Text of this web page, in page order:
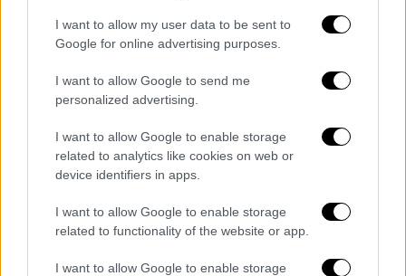
I want to allow my user data to be sent to
Google for online advertising purposes.
I want to allow Google to send me
personalized advertising.
I want to allow Google to enable storage
related to analytics like cookies on web or
device identifiers in apps.
I want to allow Google to enable storage
related to functionality of the website or app.
I want to allow Google to enable storage
συνέχεια κατασβέστηκαν, ανακοίνωσαν οι
περιφερειακές αρχές.
Επίθεση στη νότια περιφέρεια της
Οδησσού
προκάλεσε ζημιές σε γραμμές
ηλεκτροδότησης, δήλωσε ο περιφερειακός
κυβερνήτης Όλεχ Κίπερ. Συνεργεία
αποκατέστησαν την ηλεκτροδότηση
περισσότερων από 3.000 νοικοκυριών, αν και
άλλα 2.000 παρέμεναν χωρίς ηλεκτρικό σε